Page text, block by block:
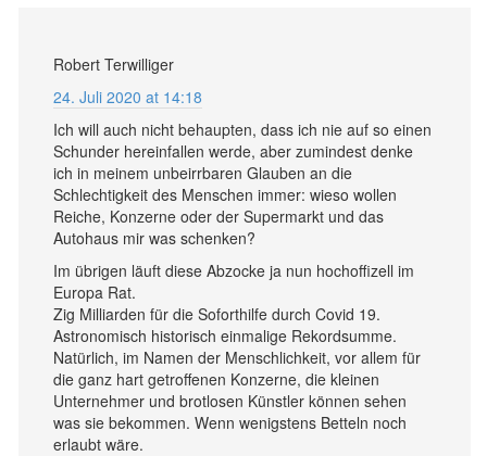
Robert Terwilliger
24. Juli 2020 at 14:18
Ich will auch nicht behaupten, dass ich nie auf so einen
Schunder hereinfallen werde, aber zumindest denke
ich in meinem unbeirrbaren Glauben an die
Schlechtigkeit des Menschen immer: wieso wollen
Reiche, Konzerne oder der Supermarkt und das
Autohaus mir was schenken?
Im übrigen läuft diese Abzocke ja nun hochoffizell im
Europa Rat.
Zig Milliarden für die Soforthilfe durch Covid 19.
Astronomisch historisch einmalige Rekordsumme.
Natürlich, im Namen der Menschlichkeit, vor allem für
die ganz hart getroffenen Konzerne, die kleinen
Unternehmer und brotlosen Künstler können sehen
was sie bekommen. Wenn wenigstens Betteln noch
erlaubt wäre.